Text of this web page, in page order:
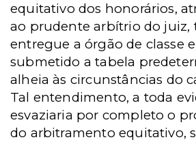
equitativo dos honorários,
ao prudente arbítrio do juiz,
entregue a órgão de classe
submetido a tabela
alheia às circunstâncias do
Tal entendimento, a toda
esvaziaria por completo o
do arbitramento equitativo,